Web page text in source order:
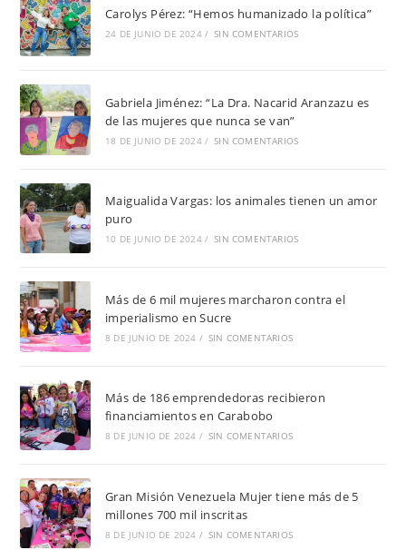
Carolys Pérez: “Hemos humanizado la política”
24 DE JUNIO DE 2024 / SIN COMENTARIOS
Gabriela Jiménez: “La Dra. Nacarid Aranzazu es
de las mujeres que nunca se van”
18 DE JUNIO DE 2024 / SIN COMENTARIOS
Maigualida Vargas: los animales tienen un amor
puro
10 DE JUNIO DE 2024 / SIN COMENTARIOS
Más de 6 mil mujeres marcharon contra el
imperialismo en Sucre
8 DE JUNIO DE 2024 / SIN COMENTARIOS
Más de 186 emprendedoras recibieron
financiamientos en Carabobo
8 DE JUNIO DE 2024 / SIN COMENTARIOS
Gran Misión Venezuela Mujer tiene más de 5
millones 700 mil inscritas
8 DE JUNIO DE 2024 / SIN COMENTARIOS